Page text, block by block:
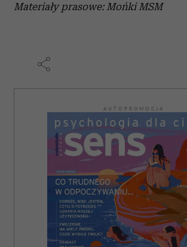
Materiały prasowe: Mońki MSM
AUTOPROMOCJA